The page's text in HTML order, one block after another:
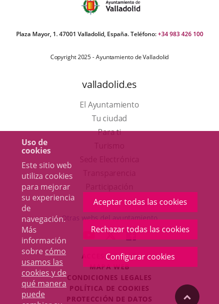
Uso de
cookies
Este sitio web
utiliza cookies
para mejorar
su experiencia
de
navegación.
Más
información
sobre cómo
usamos las
cookies y de
qué manera
puede
Aceptar todas las cookies
Rechazar todas las cookies
Configurar cookies
Plaza Mayor, 1. 47001 Valladolid, España. Teléfono:+34 983 426 100
Copyright 2025 - Ayuntamiento de Valladolid
valladolid.es
El Ayuntamiento
Tu ciudad
Para ti
en
una
ventana
nueva.
aplicación
externa.
Otras webs del ayuntamiento
ENLACE
A
UNA
APLICACIÓN
EXTERNA.
ENLACE
A
UNA
APLICACIÓN
EXTERNA.
ENLACE
A
UNA
EXTERNA.
ACCESIBILIDAD
MAPA WEB
CONDICIONES LEGALES
POLÍTICA DE COOKIES
PROTECCIÓN DE DATOS
"Volver